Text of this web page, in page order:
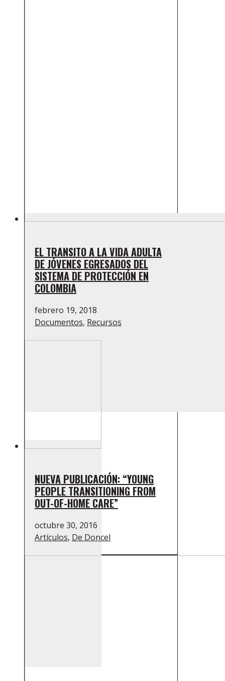
EL TRANSITO A LA VIDA ADULTA
DE JÓVENES EGRESADOS DEL
SISTEMA DE PROTECCIÓN EN
COLOMBIA
febrero 19, 2018
Documentos, Recursos
NUEVA PUBLICACIÓN: “YOUNG
PEOPLE TRANSITIONING FROM
OUT-OF-HOME CARE”
octubre 30, 2016
Artículos, De Doncel